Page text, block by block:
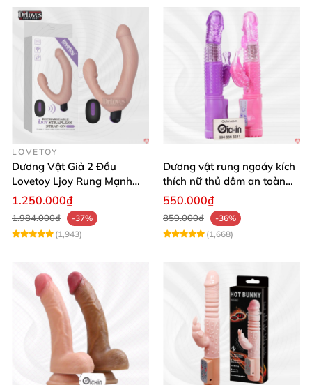
LOVETOY
Dương Vật Giả 2 Đầu
Lovetoy Ljoy Rung Mạnh
ĐKTX Hút Sâu
1.250.000₫
1.984.000₫
-37%
(1,943)
Dương vật rung ngoáy kích
thích nữ thủ dâm an toàn
cao cấp
550.000₫
859.000₫
-36%
(1,668)